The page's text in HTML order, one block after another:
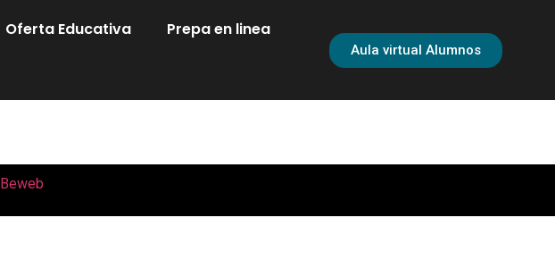
Oferta Educativa
Prepa en linea
Aula virtual Alumnos
Beweb